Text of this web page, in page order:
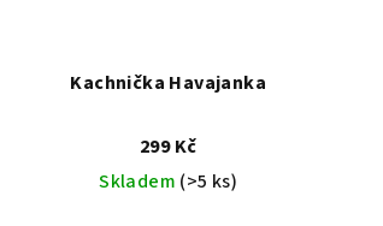
Kachnička Havajanka
299 Kč
Skladem (>5 ks)